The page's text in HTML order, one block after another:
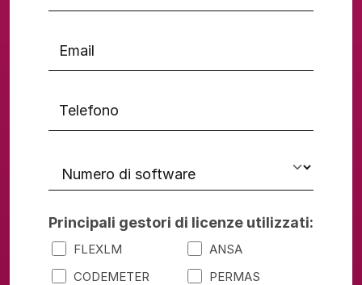
Email
Telefono
Principali gestori di licenze utilizzati:
FLEXLM
ANSA
CODEMETER
PERMAS